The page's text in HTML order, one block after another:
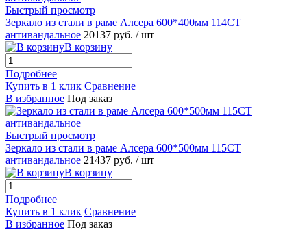
Быстрый просмотр
Зеркало из стали в раме Алсера 600*400мм 114СТ
антивандальное 20137 руб. / шт
В корзину
Подробнее
Купить в 1 клик Сравнение
В избранное Под заказ
Быстрый просмотр
Зеркало из стали в раме Алсера 600*500мм 115СТ
антивандальное 21437 руб. / шт
В корзину
Подробнее
Купить в 1 клик Сравнение
В избранное Под заказ